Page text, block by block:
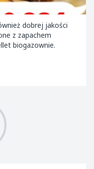
z zapachem
biogazownie.